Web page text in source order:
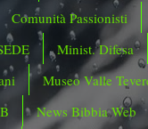
Comunità Passionisti
Minist. Difesa
Museo Valle
News Bibbia Web